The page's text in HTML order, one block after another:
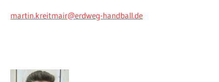
martin.kreitmair@erdweg-handball.de